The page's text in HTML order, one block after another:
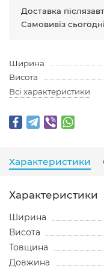
Доставка
Самовивіз
Ширина
Висота
Всі характеристики
Характеристики
Характеристики
Ширина
Висота
Товщина
Довжина